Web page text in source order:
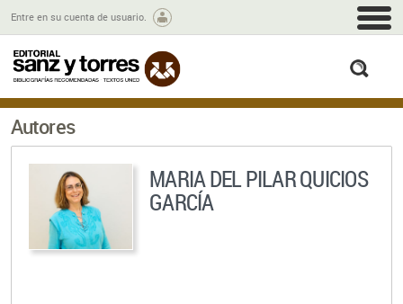
Entre en su cuenta de usuario.
Autores
MARIA DEL PILAR QUICIOS
GARCÍA